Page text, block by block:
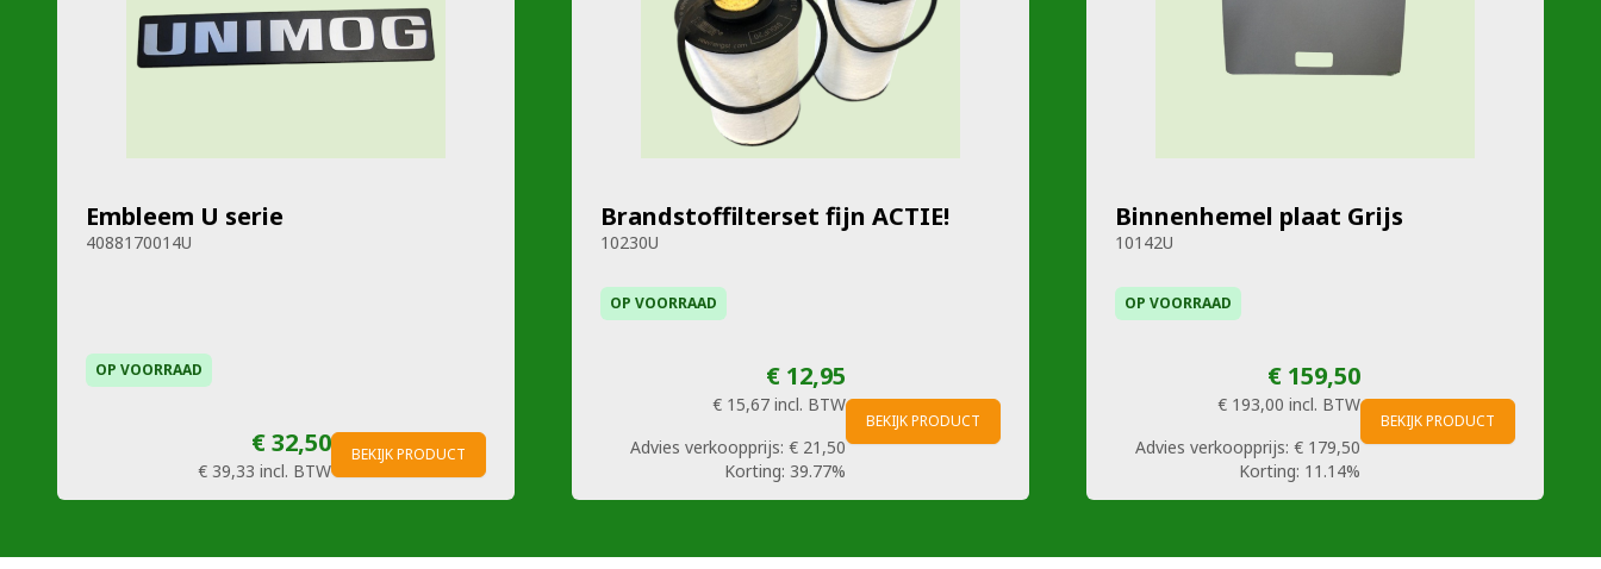
Embleem U serie
4088170014U
OP VOORRAAD
€ 32,50
€ 39,33 incl. BTW
BEKIJK PRODUCT
Brandstoffilterset fijn ACTIE!
10230U
OP VOORRAAD
€ 12,95
€ 15,67 incl. BTW
Advies verkoopprijs: € 21,50
Korting: 39.77%
BEKIJK PRODUCT
Binnenhemel plaat Grijs
10142U
OP VOORRAAD
€ 159,50
€ 193,00 incl. BTW
Advies verkoopprijs: € 179,50
Korting: 11.14%
BEKIJK PRODUCT